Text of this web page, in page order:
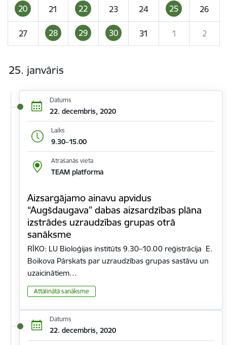
20 21 22 23 24 25 26
27 28 29 30 31 1 2
25. janvāris
Datums
22. decembris, 2020
Laiks
9.30–15.00
Atrašanās vieta
TEAM platforma
Aizsargājamo ainavu apvidus
“Augšdaugava” dabas aizsardzības plāna
izstrādes uzraudzības grupas otrā
sanāksme
RĪKO: LU Bioloģijas institūts 9.30–10.00 reģistrācija E.
Boikova Pārskats par uzraudzības grupas sastāvu un
uzaicinātiem…
Attālinātā sanāksme
Datums
22. decembris, 2020